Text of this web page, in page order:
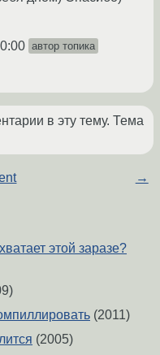
автор топика
в эту тему. Тема
→
этой заразе?
(2011)
(2005)